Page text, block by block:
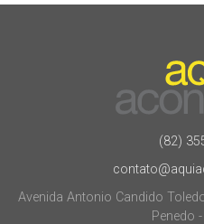
(82)
Avenida Antonio Candido
Penedo